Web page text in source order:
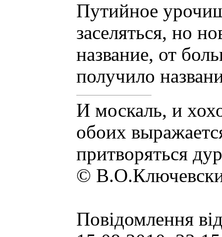
Путийное
заселяться, но
название, от
получило
И москаль, и
обоих
притворяться
©
Повідомлення